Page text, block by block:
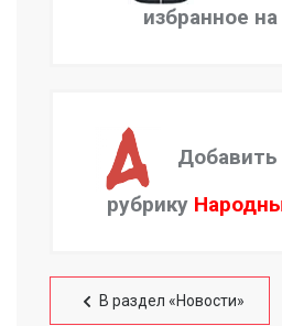
избранное
рубрику
В раздел «Новости»